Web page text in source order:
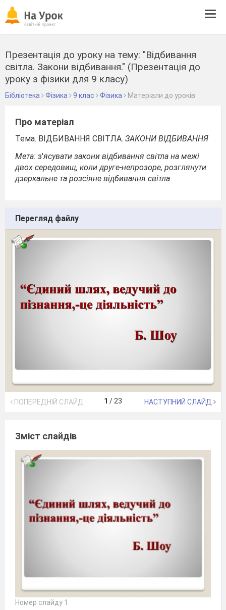
Презентація до уроку на тему: "Відбивання
світла. Закони відбивання." (Презентація до
уроку з фізики для 9 класу)
Бібліотека Фізика 9 клас Фізика Матеріали до уроків
Про матеріал
Тема. ВІДБИВАННЯ СВІТЛА. ЗАКОНИ ВІДБИВАННЯ
Мета: з'ясувати закони відбивання світла на межі
двох середовищ, коли друге-непрозоре, розглянути
дзеркальне та розсіяне відбивання світла
Перегляд файлу
ПОПЕРЕДНІЙ СЛАЙД 1 / 23 НАСТУПНИЙ СЛАЙД
Зміст слайдів
Номер слайду 1